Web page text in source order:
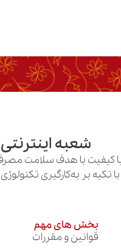
شعبه
کیفیت با هدف سلامت
تکیه بر به‌کارگیری
بخش های مهم
قوانین و مقررات